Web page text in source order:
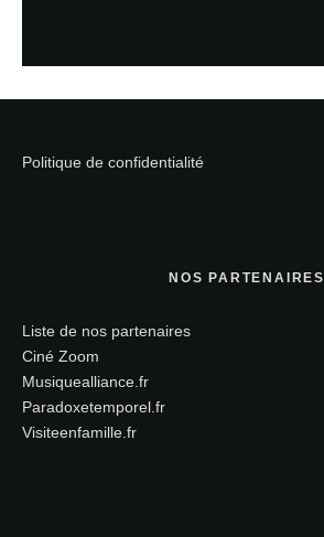
Politique de confidentialité
NOS PARTENAIRES
Liste de nos partenaires
Ciné Zoom
Musiquealliance.fr
Paradoxetemporel.fr
Visiteenfamille.fr